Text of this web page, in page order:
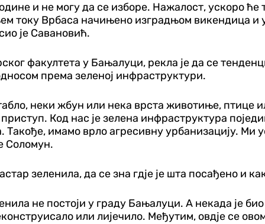
и не могу да се изборе. Нажалост, ускоро ће
току Врбаса начињено изградњом викендица и
је Савановић.
факултета у Бањалуци, рекла је да се
према зеленој инфраструктури.
неки жбун или нека врста животиње, птице
Код нас је зелена инфраструктура
Такође, имамо врло агресивну урбанизацију.
Соломун.
зеленила, да се зна гдје је шта посађено и
не постоји у граду Бањалуци. А некада је
или лијечило. Међутим, овдје се